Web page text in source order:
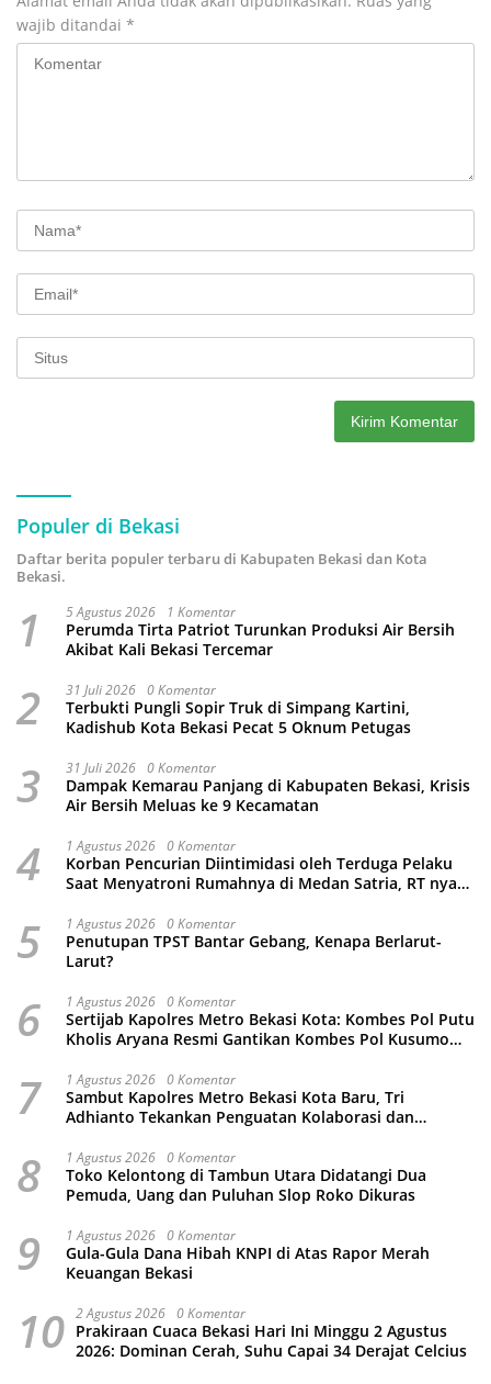
wajib ditandai *
Populer di Bekasi
Daftar berita populer terbaru di Kabupaten Bekasi dan Kota
Bekasi.
1 5 Agustus 2026 1 Komentar
Perumda Tirta Patriot Turunkan Produksi Air Bersih
Akibat Kali Bekasi Tercemar
2 31 Juli 2026 0 Komentar
Terbukti Pungli Sopir Truk di Simpang Kartini,
Kadishub Kota Bekasi Pecat 5 Oknum Petugas
3 31 Juli 2026 0 Komentar
Dampak Kemarau Panjang di Kabupaten Bekasi, Krisis
Air Bersih Meluas ke 9 Kecamatan
4 1 Agustus 2026 0 Komentar
Korban Pencurian Diintimidasi oleh Terduga Pelaku
Saat Menyatroni Rumahnya di Medan Satria, RT nya
5 1 Agustus 2026 0 Komentar
Penutupan TPST Bantar Gebang, Kenapa Berlarut-
Larut?
6 1 Agustus 2026 0 Komentar
Sertijab Kapolres Metro Bekasi Kota: Kombes Pol Putu
Kholis Aryana Resmi Gantikan Kombes Pol Kusumo
7 1 Agustus 2026 0 Komentar
Sambut Kapolres Metro Bekasi Kota Baru, Tri
Adhianto Tekankan Penguatan Kolaborasi dan
8 1 Agustus 2026 0 Komentar
Toko Kelontong di Tambun Utara Didatangi Dua
Pemuda, Uang dan Puluhan Slop Roko Dikuras
9 1 Agustus 2026 0 Komentar
Gula-Gula Dana Hibah KNPI di Atas Rapor Merah
Keuangan Bekasi
10 2 Agustus 2026 0 Komentar
Prakiraan Cuaca Bekasi Hari Ini Minggu 2 Agustus
2026: Dominan Cerah, Suhu Capai 34 Derajat Celcius